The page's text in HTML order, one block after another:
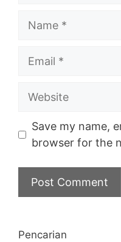
Name
Email
Website
Save my name,
browser for the
Pencarian